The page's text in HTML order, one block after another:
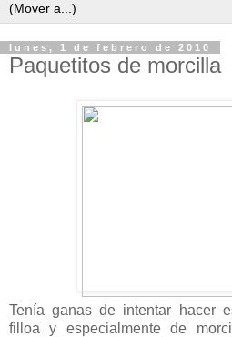
lunes, 1 de febrero de 2010
Paquetitos de morcilla
Tenía ganas de intentar hacer
filloa y especialmente de